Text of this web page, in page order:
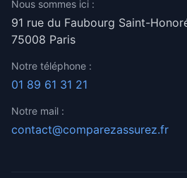
Nous sommes ici :
91 rue du Faubourg Saint-
75008 Paris
Notre téléphone :
01 89 61 31 21
Notre mail :
contact@comparezassurez.fr